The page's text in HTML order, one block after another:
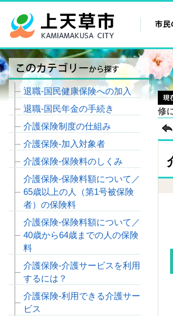
修
退職‐国民健康保険への加入
退職‐国民年金の手続き
介護保険制度の仕組み
介護保険‐加入対象者
介護保険‐保険料のしくみ
介護保険‐保険料額について／
65歳以上の人（第1号被保険
者）の保険料
介護保険‐保険料額について／
40歳から64歳までの人の保険
料
介護保険‐介護サービスを利用
するには？
介護保険‐利用できる介護サー
ビス